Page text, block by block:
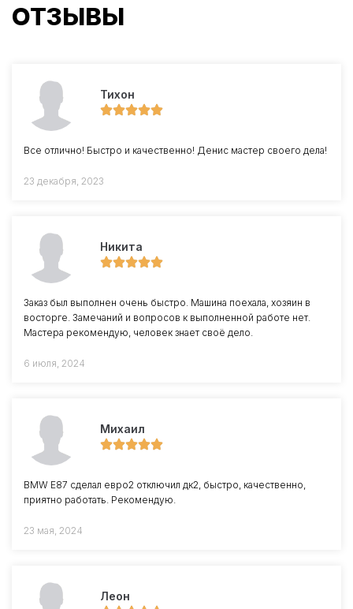
ОТЗЫВЫ
Тихон
Все отлично! Быстро и качественно! Денис мастер своего дела!
23 декабря, 2023
Никита
Заказ был выполнен очень быстро. Машина поехала, хозяин в
восторге. Замечаний и вопросов к выполненной работе нет.
Мастера рекомендую, человек знает своё дело.
6 июля, 2024
Михаил
BMW E87 сделал евро2 отключил дк2, быстро, качественно,
приятно работать. Рекомендую.
23 мая, 2024
Леон